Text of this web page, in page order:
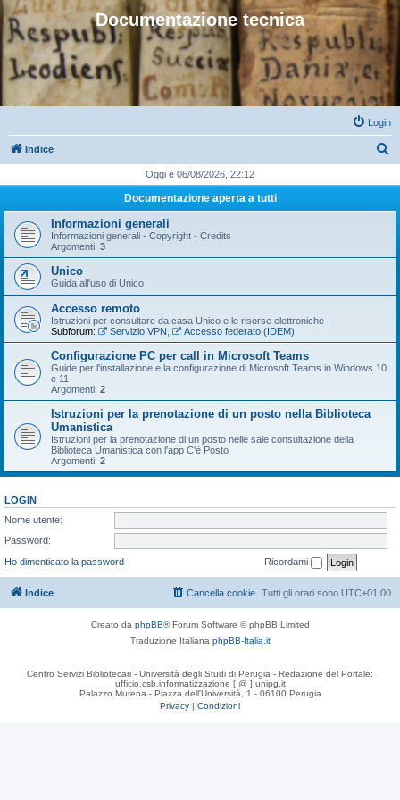
Documentazione tecnica
Login
Indice
c
Oggi è 06/08/2026, 22:12
Documentazione aperta a tutti
Informazioni generali
Informazioni generali - Copyright - Credits
Argomenti: 3
Unico
Guida all'uso di Unico
Accesso remoto
Istruzioni per consultare da casa Unico e le risorse elettroniche
Subforum:
Servizio VPN Accesso federato (IDEM)
Configurazione PC per call in Microsoft Teams
Guide per l'installazione e la configurazione di Microsoft Teams in Windows 10
e 11
Argomenti: 2
Istruzioni per la prenotazione di un posto nella Biblioteca
Umanistica
Istruzioni per la prenotazione di un posto nelle sale consultazione della
Biblioteca Umanistica con l'app C'è Posto
Argomenti: 2
LOGIN
Nome utente:
Password:
Ho dimenticato la password
Ricordami
Indice Tutti gli orari sono UTC+01:00
Cancella cookie
Creato da phpBB® Forum Software © phpBB Limited
Traduzione Italiana phpBB-Italia.it
Centro Servizi Bibliotecari - Università degli Studi di Perugia - Redazione del Portale:
ufficio.csb.informatizzazione [ @ ] unipg.it
Palazzo Murena - Piazza dell'Università, 1 - 06100 Perugia
Privacy | Condizioni